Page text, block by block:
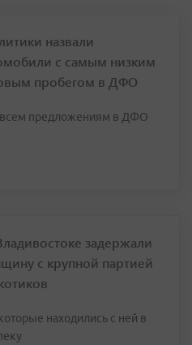
назвали
с самым низким
пробегом в ДФО
всем предложениям в ДФО
задержали
с крупной партией
находились с ней в